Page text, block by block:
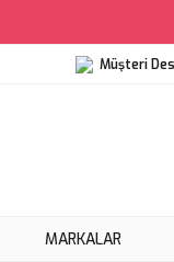
Müşteri
MARKALAR